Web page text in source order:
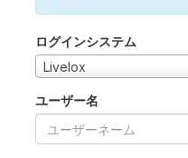
ログインシステム
Livelox
ユーザー名